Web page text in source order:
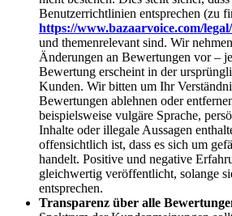
Benutzerrichtlinien entsprechen (zu
https://www.bazaarvoice.com/
und themenrelevant sind. Wir
Änderungen an Bewertungen vor –
Bewertung erscheint in der
Kunden. Wir bitten um Ihr
Bewertungen ablehnen oder
beispielsweise vulgäre Sprache,
Inhalte oder illegale Aussagen
offensichtlich ist, dass es sich um
handelt. Positive und negative
gleichwertig veröffentlicht, solange
entsprechen.
Transparenz über alle